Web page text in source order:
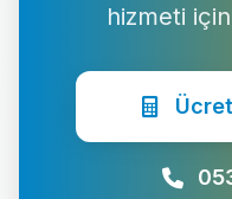
hizmeti